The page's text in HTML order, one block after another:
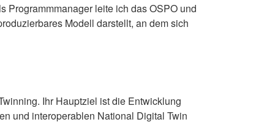
Programmmanager leite ich das OSPO und
Modell darstellt, an dem sich
Ihr Hauptziel ist die Entwicklung
und interoperablen National Digital Twin